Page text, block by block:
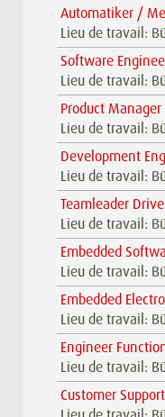
Automatiker /
Lieu de travail:
Software
Lieu de travail:
Product
Lieu de travail:
Development
Lieu de travail:
Teamleader
Lieu de travail:
Embedded
Lieu de travail:
Embedded
Lieu de travail:
Engineer
Lieu de travail:
Customer